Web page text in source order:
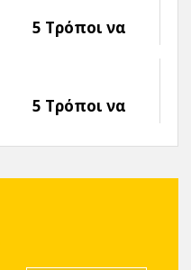
5 Τρόποι να
5 Τρόποι να
και να πιάσεις